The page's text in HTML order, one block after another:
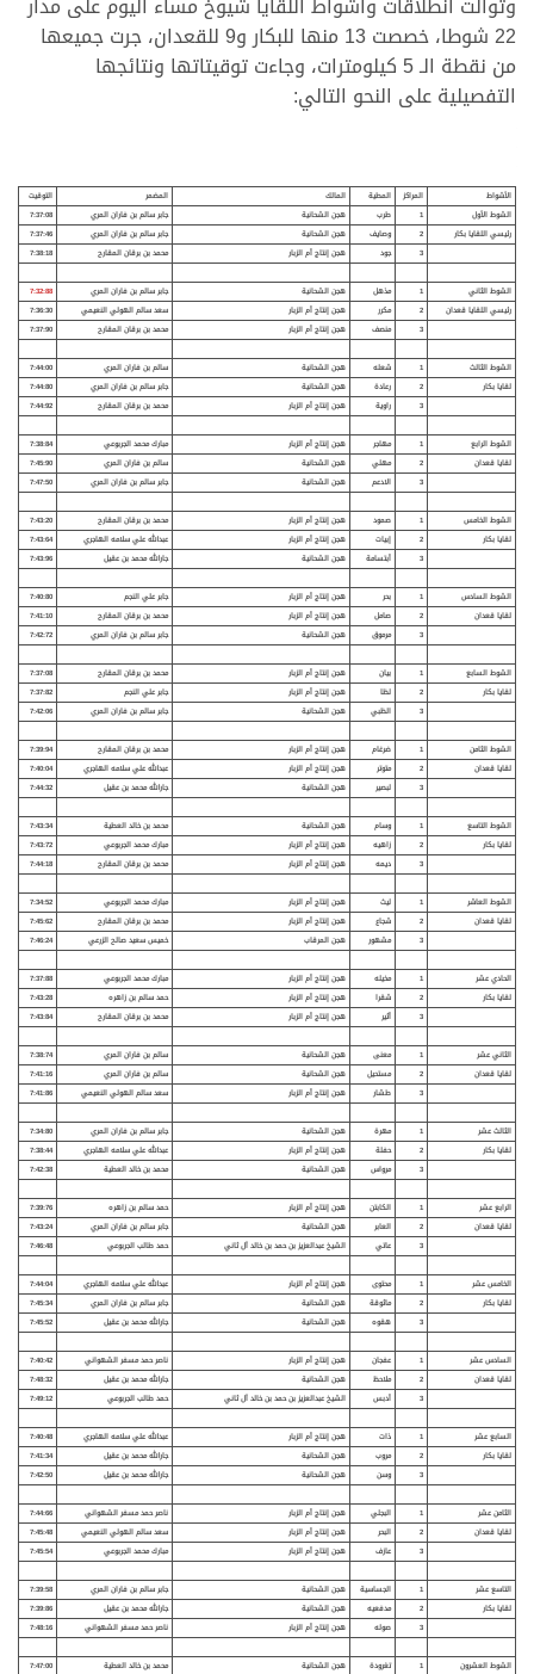
22 شوطا، خصصت 13 منها للبكار و9 للقعدان، جرت جميعها
من نقطة الـ 5 كيلومترات، وجاءت توقيتاتها ونتائجها
التفصيلية على النحو التالي:
الأشواط المراكز المطية المالك المضمر
التوقيت
الشوط الأول
1 طرب هجن الشحانية جابر سالم بن فاران المري
7:37:08
رئيسي اللقايا بكار
2 وصايف هجن الشحانية جابر سالم بن فاران المري
7:37:46
3
جود هجن إنتاج أم الزبار محمد بن برقان المقارح 7:38:18
الشوط الثاني 1 مذهل هجن الشحانية جابر سالم بن فاران المري
7:32:88
رئيسياللقايا قعدان 2 مكرر هجن إنتاج أم الزبار سعد سالم الهولي النعيمي
7:36:30
3
منصف هجن إنتاج أم الزبار محمد بن برقان المقارح 7:37:90
الشوط الثالث 1 شعله هجن الشحانية سالم بن فاران المري
7:44:00
لقايا بكار
2 رعادة هجن الشحانية جابر سالم بن فاران المري
7:44:80
3
راوية هجن إنتاج أم الزبار محمد بن برقان المقارح 7:44:92
الشوط الرابع 1 مهاجر هجن إنتاج أم الزبار مبارك محمد الجربوعي
7:38:84
لقايا قعدان
2 مهلي هجن الشحانية سالم بن فاران المري
7:45:90
3
الادعم هجن الشحانية جابر سالم بن فاران المري 7:47:50
الشوط الخامس 1 صمود هجن إنتاج أم الزبار محمد بن برقان المقارح
7:43:20
لقايا بكار
2 إبيات هجن إنتاج أم الزبار عبدالله علي سلامه الهاجري
7:43:64
3
أبتسامة هجن الشحانية جارالله محمد بن عقيل 7:43:96
الشوط السادس 1 بحر هجن إنتاج أم الزبار جابر علي النجم
7:40:80
لقايا قعدان
2 صامل هجن إنتاج أم الزبار محمد بن برقان المقارح
7:41:10
3
مرموق هجن الشحانية جابر سالم بن فاران المري 7:42:72
الشوط السابع 1 بيان هجن إنتاج أم الزبار محمد بن برقان المقارح
7:37:08
لقايا بكار
2 لظا هجن إنتاج أم الزبار جابر علي النجم
7:37:82
3
الظبي هجن الشحانية جابر سالم بن فاران المري 7:42:06
الشوط الثامن 1 ضرغام هجن إنتاج أم الزبار محمد بن برقان المقارح
7:39:94
لقايا قعدان
2 متوتر هجن إنتاج أم الزبار عبدالله علي سلامه الهاجري
7:40:04
3
لبصير هجن الشحانية جارالله محمد بن عقيل 7:44:32
الشوط التاسع 1 وسام هجن الشحانية محمد بن خالد العطية
7:43:34
لقايا بكار
2 زاهيه هجن إنتاج أم الزبار مبارك محمد الجربوعي
7:43:72
3
ديمه هجن إنتاج أم الزبار محمد بن برقان المقارح 7:44:18
الشوط العاشر 1 ليث هجن إنتاج أم الزبار مبارك محمد الجربوعي
7:34:52
لقايا قعدان
2 شجاع هجن إنتاج أم الزبار محمد بن برقان المقارح
7:45:62
3
مشهور هجن المرقاب خميس سعيد صالح الزرعي 7:46:24
الحادي عشر 1 مخيله هجن إنتاج أم الزبار مبارك محمد الجربوعي
7:37:88
لقايا بكار
2 شقرا هجن إنتاج أم الزبار حمد سالم بن زاهره
7:43:28
3
أثير هجن إنتاج أم الزبار محمد بن برقان المقارح 7:43:84
الثاني عشر 1 معنى هجن الشحانية سالم بن فاران المري
7:38:74
لقايا قعدان
2 مستحيل هجن الشحانية سالم بن فاران المري
7:41:16
3
طشار هجن إنتاج أم الزبار سعد سالم الهولي النعيمي 7:41:86
الثالث عشر 1 مهرة هجن الشحانية جابر سالم بن فاران المري
7:34:80
لقايا بكار
2 حفلة هجن إنتاج أم الزبار عبدالله علي سلامه الهاجري
7:38:44
3
مرواس هجن الشحانية محمد بن خالد العطية 7:42:38
الرابع عشر 1 الكابتن هجن إنتاج أم الزبار حمد سالم بن زاهره
7:39:76
لقايا قعدان
2 العابر هجن الشحانية جابر سالم بن فاران المري
7:43:24
3
عاتي الشيخ عبدالعزيز بن حمد بن خالد آل ثاني حمد طالب الجربوعي 7:46:48
الخامس عشر 1 محتوى هجن إنتاج أم الزبار عبدالله علي سلامه الهاجري
7:44:04
لقايا بكار
2 ماثوقة هجن الشحانية جابر سالم بن فاران المري
7:45:34
3
هقوه هجن الشحانية جارالله محمد بن عقيل 7:45:52
السادس عشر 1 عفجان هجن إنتاج أم الزبار ناصر حمد مسفر الشهواني
7:40:42
لقايا قعدان
2 ملاحظ هجن الشحانية جارالله محمد بن عقيل
7:48:32
3
أدبس الشيخ عبدالعزيز بن حمد بن خالد آل ثاني حمد طالب الجربوعي 7:49:12
السابع عشر 1 ذات هجن إنتاج أم الزبار عبدالله علي سلامه الهاجري
7:40:48
لقايا بكار
2 مروب هجن الشحانية جارالله محمد بن عقيل
7:41:34
3
وسن هجن الشحانية جارالله محمد بن عقيل 7:42:50
الثامن عشر 1 البجلي هجن إنتاج أم الزبار ناصر حمد مسفر الشهواني
7:44:66
لقايا قعدان
2 البحر هجن إنتاج أم الزبار سعد سالم الهولي النعيمي
7:45:48
3
عازف هجن إنتاج أم الزبار مبارك محمد الجربوعي 7:45:54
التاسع عشر 1 الجساسية هجن الشحانية جابر سالم بن فاران المري
7:39:58
لقايا بكار
2 مدفعيه هجن الشحانية جارالله محمد بن عقيل
7:39:86
3
صوله هجن إنتاج أم الزبار ناصر حمد مسفر الشهواني 7:48:16
الشوط العشرون 1 تغرودة هجن الشحانية محمد بن خالد العطية
7:47:00